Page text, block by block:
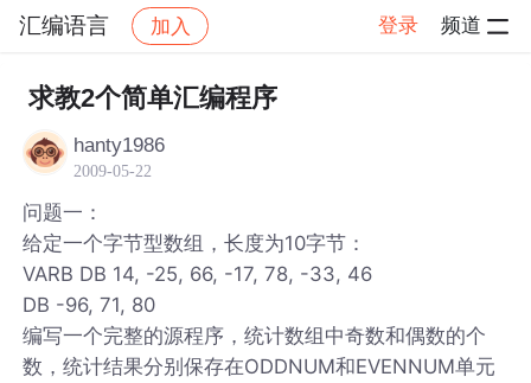
汇编语言 加入 登录 频道
社区 汇编语言 帖子详情
求教2个简单汇编程序
hanty1986
2009-05-22
问题一：
给定一个字节型数组，长度为10字节：
VARB DB 14, -25, 66, -17, 78, -33, 46
DB -96, 71, 80
编写一个完整的源程序，统计数组中奇数和偶数的个
数，统计结果分别保存在ODDNUM和EVENNUM单元